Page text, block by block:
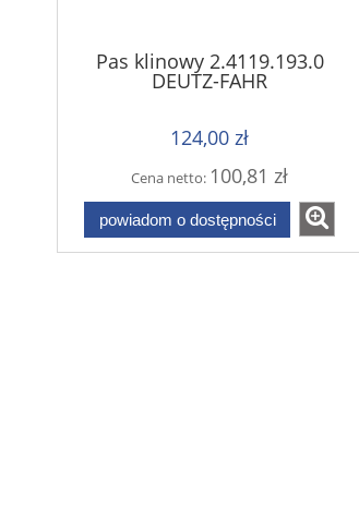
Pas klinowy 2.4119.193.0
DEUTZ-FAHR
124,00 zł
Cena netto: 100,81 zł
powiadom o dostępności